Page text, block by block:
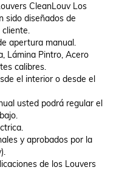
CleanLouv Los
sido diseñados de
apertura manual.
Lámina Pintro, Acero
calibres.
el interior o desde el
usted podrá regular el
y aprobados por la
de los Louvers